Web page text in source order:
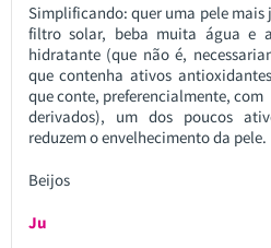
Simplificando: quer uma pele mais
filtro solar, beba muita água e
hidratante (que não é,
que contenha ativos
que conte, preferencialmente,
derivados), um dos poucos
reduzem o envelhecimento da pele.
Beijos
Ju